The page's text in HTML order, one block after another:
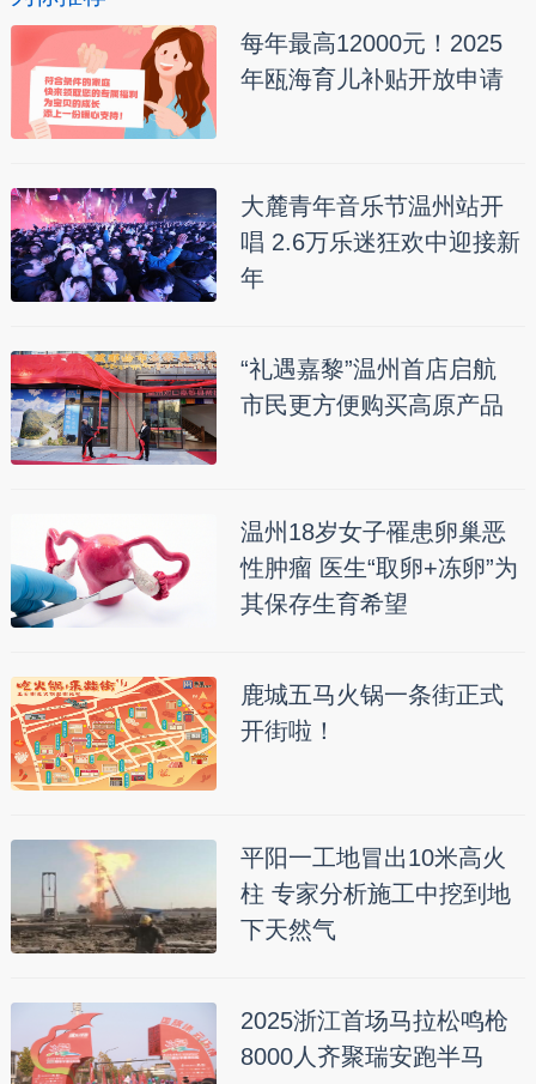
每年最高12000元！2025
年瓯海育儿补贴开放申请
大麓青年音乐节温州站开
唱 2.6万乐迷狂欢中迎接新
年
“礼遇嘉黎”温州首店启航
市民更方便购买高原产品
温州18岁女子罹患卵巢恶
性肿瘤 医生“取卵+冻卵”为
其保存生育希望
鹿城五马火锅一条街正式
开街啦！
平阳一工地冒出10米高火
柱 专家分析施工中挖到地
下天然气
2025浙江首场马拉松鸣枪
8000人齐聚瑞安跑半马